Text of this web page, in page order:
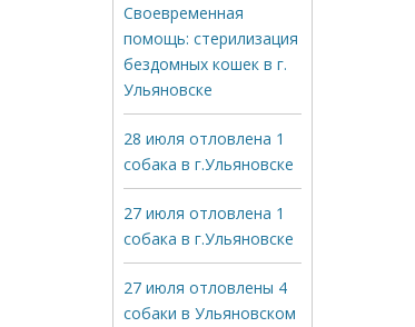
Своевременная
помощь: стерилизация
бездомных кошек в г.
Ульяновске
28 июля отловлена 1
собака в г.Ульяновске
27 июля отловлена 1
собака в г.Ульяновске
27 июля отловлены 4
собаки в Ульяновском